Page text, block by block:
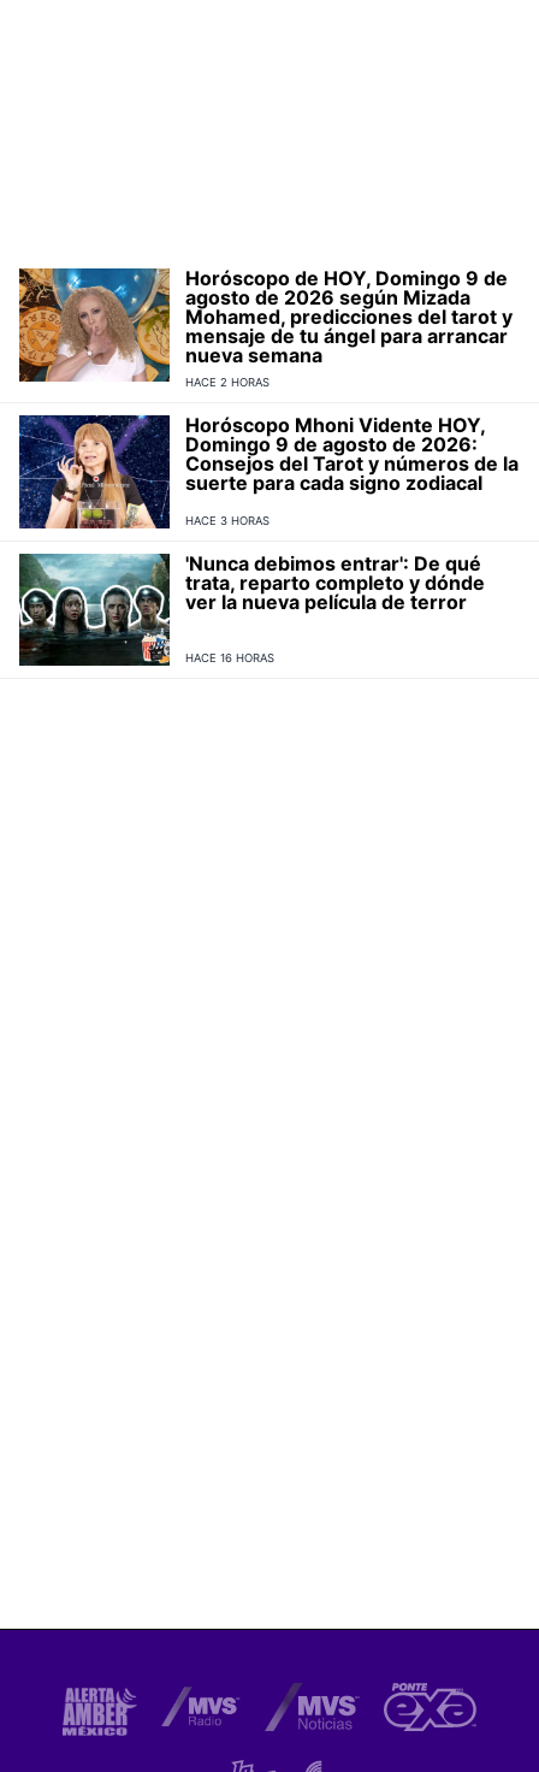
Horóscopo de HOY, Domingo 9 de
agosto de 2026 según Mizada
Mohamed, predicciones del tarot y
mensaje de tu ángel para arrancar
nueva semana
HACE 2 HORAS
Horóscopo Mhoni Vidente HOY,
Domingo 9 de agosto de 2026:
Consejos del Tarot y números de la
suerte para cada signo zodiacal
HACE 3 HORAS
'Nunca debimos entrar': De qué
trata, reparto completo y dónde
ver la nueva película de terror
HACE 16 HORAS